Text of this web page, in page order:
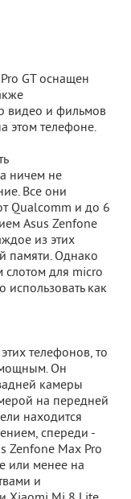
GT оснащен
видео и фильмов
этом телефоне.
ничем не
Все они
Qualcomm и до 6
Asus Zenfone
из этих
памяти. Однако
слотом для micro
как
телефонов, то
мощным. Он
камеры
на передней
находится
спереди -
Zenfone Max Pro
или менее на
и